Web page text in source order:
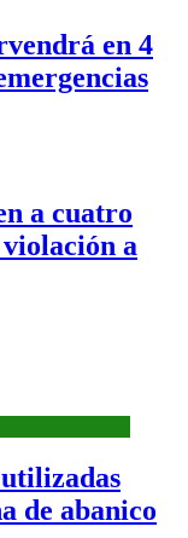
en 4
a cuatro
violación a
de abanico